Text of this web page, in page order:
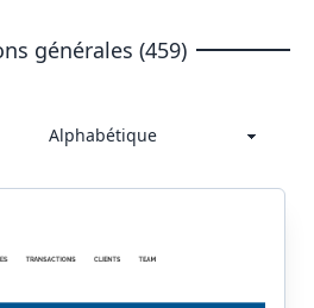
générales (459)